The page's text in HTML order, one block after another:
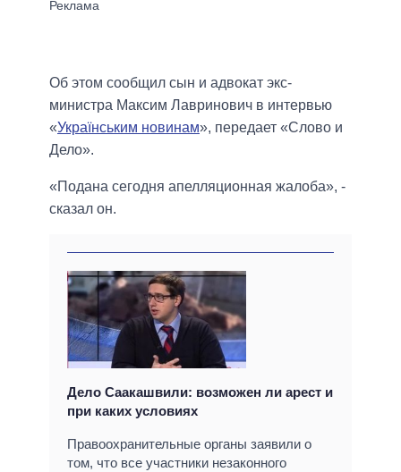
Об этом сообщил сын и адвокат экс-
министра Максим Лавринович в интервью
«Українським новинам», передает «Слово и
Дело».
«Подана сегодня апелляционная жалоба», -
сказал он.
Дело Саакашвили: возможен ли арест и
при каких условиях
Правоохранительные органы заявили о
том, что все участники незаконного